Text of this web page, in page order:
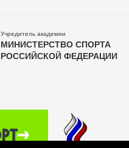
Учредитель академии
МИНИСТЕРСТВО СПОРТА
РОССИЙСКОЙ ФЕДЕРАЦИИ